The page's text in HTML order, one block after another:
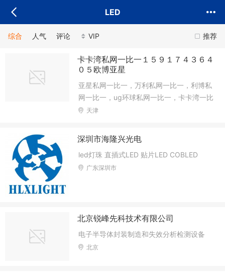
LED
推荐
综合 人气 评论 VIP
卡卡湾私网一比一１５９１７４３６４
０５欧博亚星
亚星私网一比一，万利私网一比一，利博私
网一比一，ug环球私网一比一，卡卡湾一比
一，AG私网一比一，环球360私网一比
天津
深圳市海隆兴光电
led灯珠 直插式LED 贴片LED COBLED
广东深圳市
北京锐峰先科技术有限公司
电子半导体封装制造和失效分析检测设备
北京